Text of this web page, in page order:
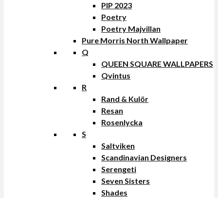
PIP 2023
Poetry
Poetry Majvillan
Pure Morris North Wallpaper
Q
QUEEN SQUARE WALLPAPERS
Qvintus
R
Rand & Kulör
Resan
Rosenlycka
S
Saltviken
Scandinavian Designers
Serengeti
Seven Sisters
Shades